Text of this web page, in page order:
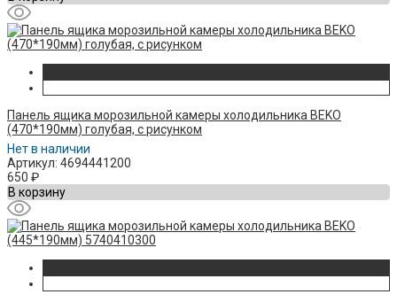
Панель ящика морозильной камеры холодильника BEKO
(470*190мм) голубая, с рисунком
Нет в наличии
Артикул: 4694441200
650 ₽
В корзину